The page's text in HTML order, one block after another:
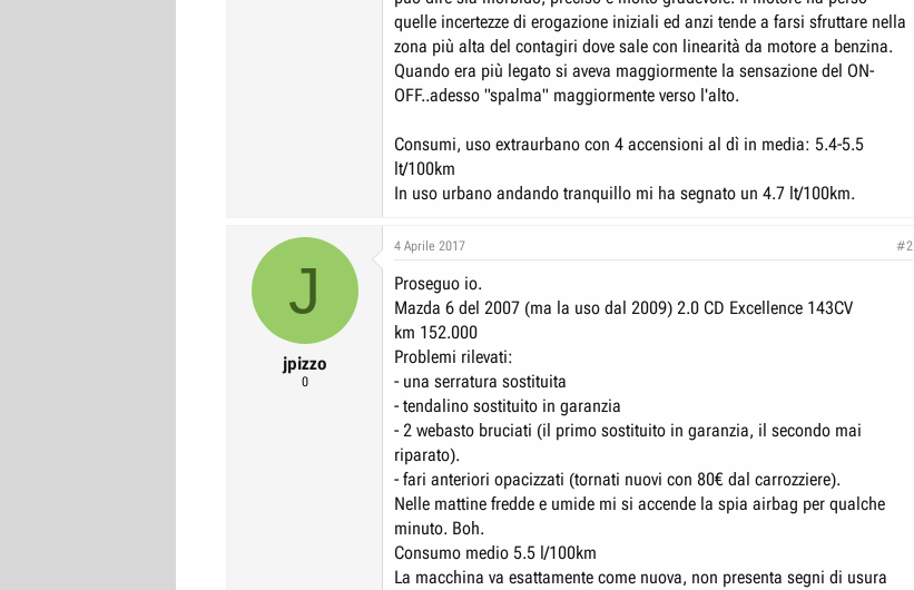
quelle incertezze di erogazione iniziali ed anzi tende a farsi sfruttare nella
zona più alta del contagiri dove sale con linearità da motore a benzina.
Quando era più legato si aveva maggiormente la sensazione del ON-
OFF..adesso "spalma" maggiormente verso l'alto.
Consumi, uso extraurbano con 4 accensioni al dì in media: 5.4-5.5
lt/100km
In uso urbano andando tranquillo mi ha segnato un 4.7 lt/100km.
J
jpizzo
0
4 Aprile 2017 #2
Proseguo io.
Mazda 6 del 2007 (ma la uso dal 2009) 2.0 CD Excellence 143CV
km 152.000
Problemi rilevati:
- una serratura sostituita
- tendalino sostituito in garanzia
- 2 webasto bruciati (il primo sostituito in garanzia, il secondo mai
riparato).
- fari anteriori opacizzati (tornati nuovi con 80€ dal carrozziere).
Nelle mattine fredde e umide mi si accende la spia airbag per qualche
minuto. Boh.
Consumo medio 5.5 l/100km
La macchina va esattamente come nuova, non presenta segni di usura